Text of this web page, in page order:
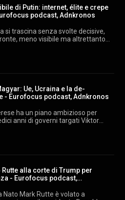
e dovrebbe fare di più per le
show/eurofocus/) e su tutte
Machiavelli Music.
di Putin: internet, élite e crepe
podcast, Adnkronos
si trascina senza svolte decisive,
meno visibile ma altrettanto
guerra del Cremlino contro
show/eurofocus/) e su tutte
Machiavelli Music.
Ue, Ucraina e la de-
- Eurofocus podcast, Adnkronos
ha un piano ambizioso per
anni di governi targati Viktor
e Andrea Virág, direttrice
Machiavelli Music.
alla corte di Trump per
- Eurofocus podcast,
Nato Mark Rutte è volato a